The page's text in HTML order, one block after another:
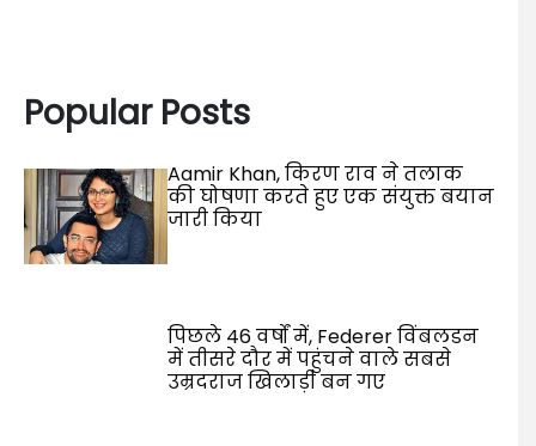
Popular Posts
Aamir Khan, किरण राव ने तलाक
की घोषणा करते हुए एक संयुक्त बयान
जारी किया
पिछले 46 वर्षों में, Federer विंबलडन
में तीसरे दौर में पहुंचने वाले सबसे
उम्रदराज खिलाड़ी बन गए